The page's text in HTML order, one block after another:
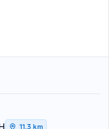
11,3 km